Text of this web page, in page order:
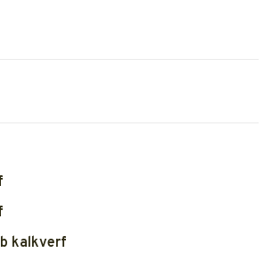
kalkverf